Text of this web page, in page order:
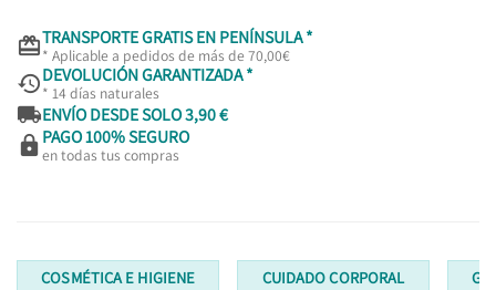
TRANSPORTE GRATIS EN PENÍNSULA *
* Aplicable a pedidos de más de 70,00€
DEVOLUCIÓN GARANTIZADA *
* 14 días naturales
ENVÍO DESDE SOLO 3,90 €
 PAGO 100% SEGURO
en todas tus compras
COSMÉTICA E HIGIENE CUIDADO CORPORAL